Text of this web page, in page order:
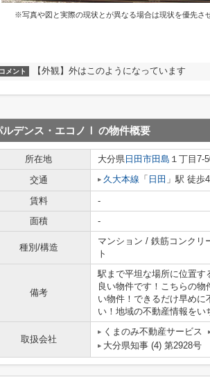
※写真や図と実際の現状とが異なる場合は現状を優先さ
コメント 【外観】外はこのようになっています
ルデンス・エコノⅠ の物件概要
所在地 大分県 日田市田島 １丁目7-
交通
久大本線 「 日田 」駅 徒歩
賃料 -
面積
-
種別/構造
マンション / 鉄筋コンクリ
ト
備考
駅まで平坦な場所に位置す
良い物件です！こちらの
い物件！できるだけ早めに
い！地域の不動産情報をい
取扱会社
くまのみ不動産サービス
大分県知事 (4) 第2928号